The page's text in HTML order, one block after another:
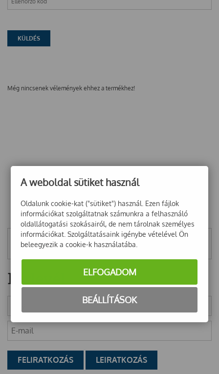
Még nincsenek vélemények ehhez a termékhez!
Mentett szűrők
Hírlevél
A weboldal sütiket használ
Oldalunk cookie-kat ("sütiket") használ. Ezen fájlok
információkat szolgáltatnak számunkra a felhasználó
oldallátogatási szokásairól, de nem tárolnak személyes
információkat. Szolgáltatásaink igénybe vételével Ön
beleegyezik a cookie-k használatába.
ELFOGADOM
BEÁLLÍTÁSOK